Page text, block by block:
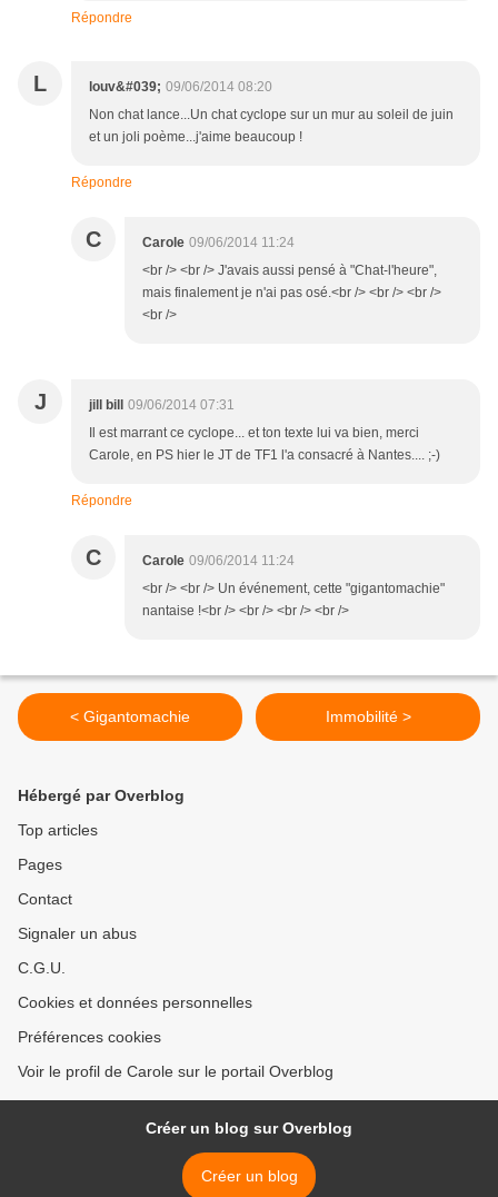
Répondre
L louv&#039; 09/06/2014 08:20
Non chat lance...Un chat cyclope sur un mur au soleil de juin
et un joli poème...j'aime beaucoup !
Répondre
C Carole 09/06/2014 11:24
<br /> <br /> J'avais aussi pensé à "Chat-l'heure",
mais finalement je n'ai pas osé.<br /> <br /> <br />
<br />
J jill bill
09/06/2014 07:31
Il est marrant ce cyclope... et ton texte lui va bien, merci
Carole, en PS hier le JT de TF1 l'a consacré à Nantes.... ;-)
Répondre
C Carole 09/06/2014 11:24
<br /> <br /> Un événement, cette "gigantomachie"
nantaise !<br /> <br /> <br /> <br />
< Gigantomachie Immobilité >
Hébergé par Overblog
Top articles
Pages
Contact
Signaler un abus
C.G.U.
Cookies et données personnelles
Préférences cookies
Voir le profil de Carole sur le portail Overblog
Créer un blog sur Overblog
Créer un blog